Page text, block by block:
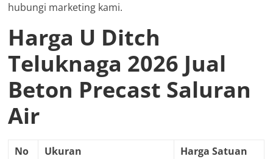
hubungi marketing kami.
Harga U Ditch
Teluknaga 2026 Jual
Beton Precast Saluran
Air
No Ukuran
Harga Satuan